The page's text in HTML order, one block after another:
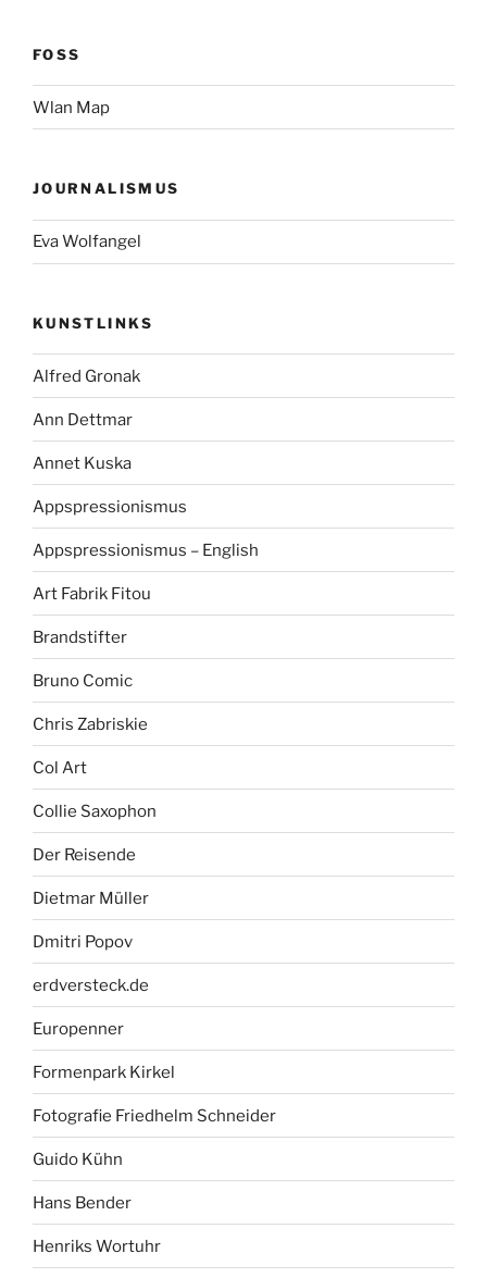
FOSS
Wlan Map
JOURNALISMUS
Eva Wolfangel
KUNSTLINKS
Alfred Gronak
Ann Dettmar
Annet Kuska
Appspressionismus
Appspressionismus – English
Art Fabrik Fitou
Brandstifter
Bruno Comic
Chris Zabriskie
Col Art
Collie Saxophon
Der Reisende
Dietmar Müller
Dmitri Popov
erdversteck.de
Europenner
Formenpark Kirkel
Fotografie Friedhelm Schneider
Guido Kühn
Hans Bender
Henriks Wortuhr